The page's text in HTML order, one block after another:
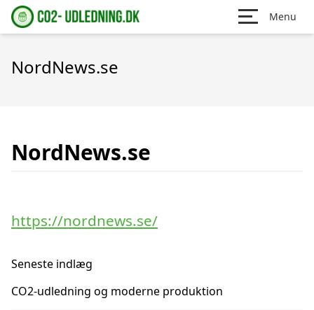
Menu
NordNews.se
NordNews.se
https://nordnews.se/
Seneste indlæg
CO2-udledning og moderne produktion